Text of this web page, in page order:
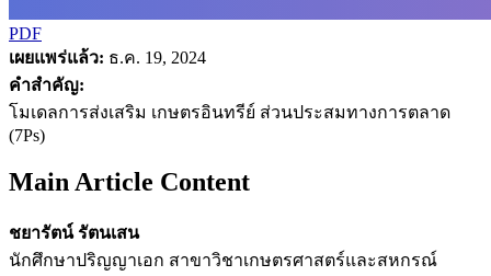
PDF
เผยแพร่แล้ว: ธ.ค. 19, 2024
คำสำคัญ:
โมเดลการส่งเสริม เกษตรอินทรีย์ ส่วนประสมทางการตลาด
(7Ps)
Main Article Content
ชยารัตน์ รัตนเสน
นักศึกษาปริญญาเอก สาขาวิชาเกษตรศาสตร์และสหกรณ์